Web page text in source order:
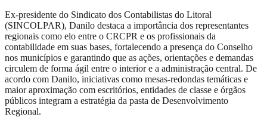
Ex-presidente do Sindicato dos Contabilistas do Litoral
(SINCOLPAR), Danilo destaca a importância dos representantes
regionais como elo entre o CRCPR e os profissionais da
contabilidade em suas bases, fortalecendo a presença do Conselho
nos municípios e garantindo que as ações, orientações e demandas
circulem de forma ágil entre o interior e a administração central. De
acordo com Danilo, iniciativas como mesas-redondas temáticas e
maior aproximação com escritórios, entidades de classe e órgãos
públicos integram a estratégia da pasta de Desenvolvimento
Regional.